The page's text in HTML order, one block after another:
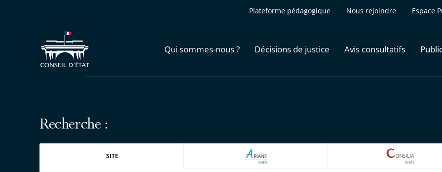
Plateforme pédagogique Nous rejoindre Espace
Qui sommes-nous ? Décisions de justice Avis consultatifs
Recherche :
SITE ARIANEWEB